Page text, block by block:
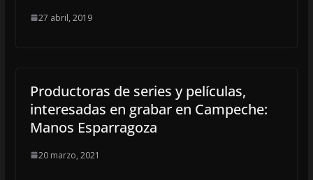
27 abril, 2019
Productoras de series y películas,
interesadas en grabar en Campeche:
Manos Esparragoza
20 marzo, 2021